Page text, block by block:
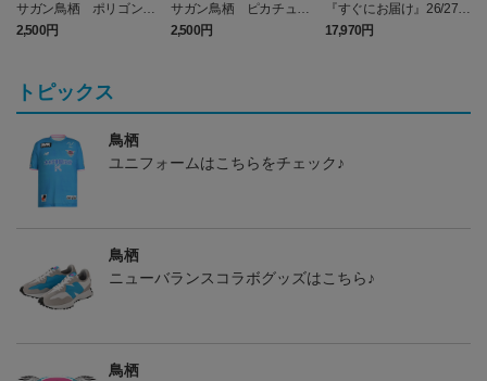
サガン鳥栖 ポリゴンZ
タオルマフラー
2,500円
サガン鳥栖 ピカチュウ
タオルマフラー
2,500円
『すぐにお届け』26/27レ
プリカユニフォームFP1st
No.17 SAGANTINO
17,970円
トピックス
鳥栖
ユニフォームはこちらをチェック♪
鳥栖
ニューバランスコラボグッズはこちら♪
鳥栖